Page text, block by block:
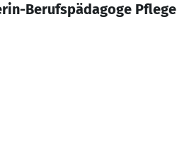
Berufspädagoge Pflege